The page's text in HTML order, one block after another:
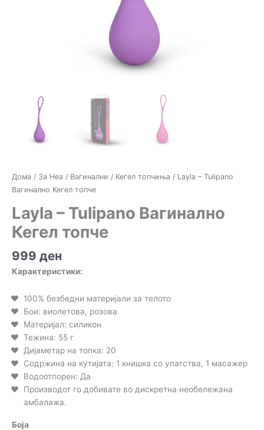
Дома / За Неа / Вагинални / Кегел топчиња / Layla – Tulipano
Вагиналнo Кегел топчe
Layla – Tulipano Вагиналнo
Кегел топчe
999 ден
Карактеристики:
100% безбедни материјали за телото
Бои: виолетова, розова
Материјал: силикон
Тежина: 55 г
Дијаметар на топка: 20
Содржина на кутијата: 1 книшка со упатства, 1 масажер
Водоотпорен: Да
Производот го добивате во дискретна необележана
амбалажа.
Боја